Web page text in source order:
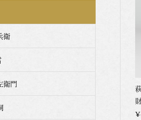
陶芸〈今)100選展｣出品。山口県選奨を受ける
指定無形文化財保持者
賞受賞
衛
衛門